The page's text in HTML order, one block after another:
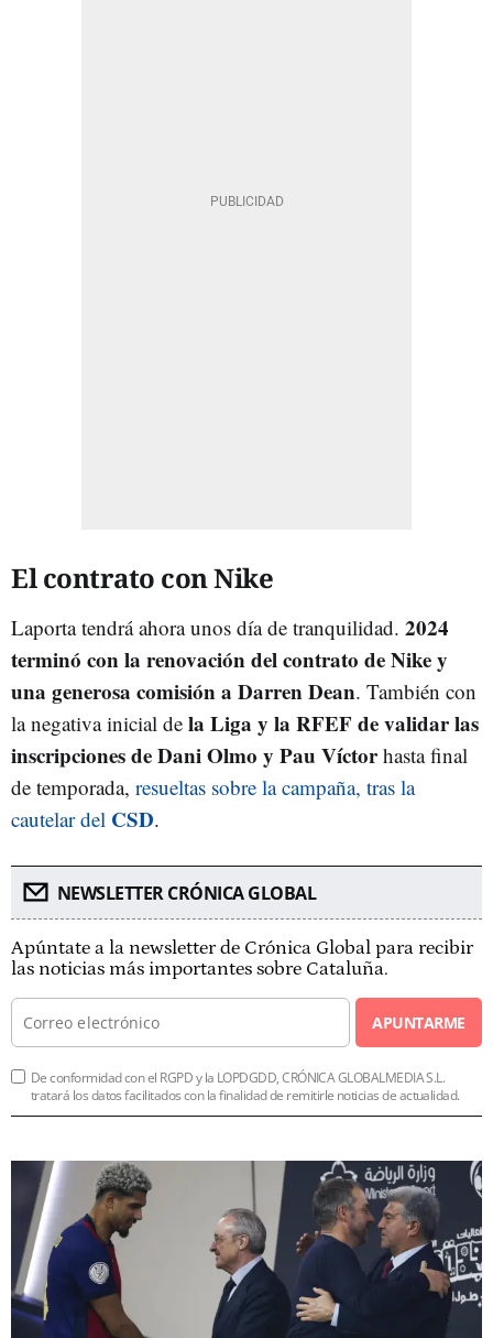
El contrato con Nike
Laporta tendrá ahora unos día de tranquilidad. 2024
terminó con la renovación del contrato de Nike y
una generosa comisión a Darren Dean. También con
la negativa inicial de la Liga y la RFEF de validar las
inscripciones de Dani Olmo y Pau Víctorhasta final
de temporada, resueltas sobre la campaña, tras la
cautelar del CSD.
NEWSLETTER CRÓNICA GLOBAL
Apúntate a la newsletter de Crónica Global para recibir
las noticias más importantes sobre Cataluña.
APUNTARME
De conformidad con el RGPD y la LOPDGDD, CRÓNICA GLOBALMEDIA S.L.
tratará los datos facilitados con la finalidad de remitirle noticias de actualidad.